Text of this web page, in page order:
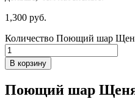
1,300 руб.
Количество Поющий шар
В корзину
Поющий шар